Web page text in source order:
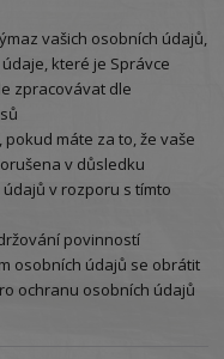
vašich osobních údajů,
které je Správce
zpracovávat dle
máte za to, že vaše
v důsledku
v rozporu s tímto
povinností
osobních údajů se obrátit
ochranu osobních údajů